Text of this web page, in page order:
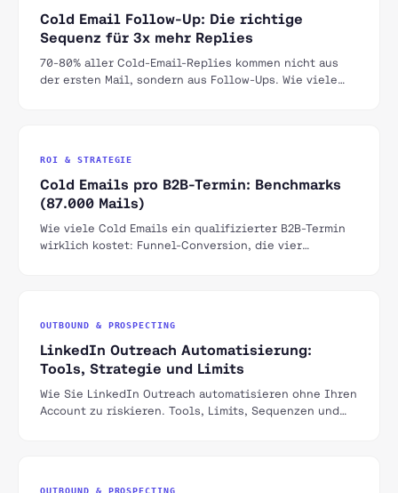
Cold Email Follow-Up: Die richtige
Sequenz für 3x mehr Replies
70-80% aller Cold-Email-Replies kommen nicht aus
der ersten Mail, sondern aus Follow-Ups. Wie viele
ROI & STRATEGIE
Cold Emails pro B2B-Termin: Benchmarks
(87.000 Mails)
Wie viele Cold Emails ein qualifizierter B2B-Termin
wirklich kostet: Funnel-Conversion, die vier
OUTBOUND & PROSPECTING
LinkedIn Outreach Automatisierung:
Tools, Strategie und Limits
Wie Sie LinkedIn Outreach automatisieren ohne Ihren
Account zu riskieren. Tools, Limits, Sequenzen und
OUTBOUND & PROSPECTING